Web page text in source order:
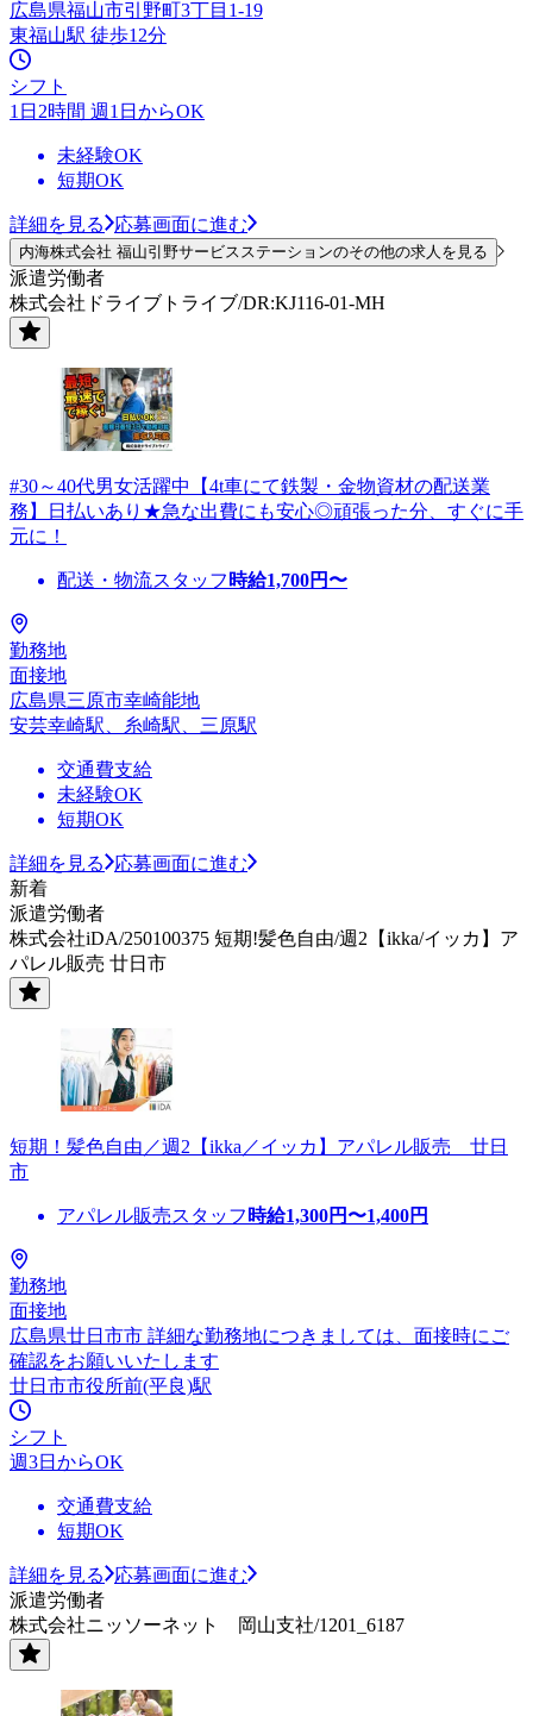
広島県福山市引野町3丁目1-19
東福山駅 徒歩12分
シフト
1日2時間 週1日からOK
未経験OK
短期OK
詳細を見る 応募画面に進む
内海株式会社 福山引野サービスステーションのその他の求人を見る
派遣労働者
株式会社ドライブトライブ/DR:KJ116-01-MH
#30～40代男女活躍中【4t車にて鉄製・金物資材の配送業
務】日払いあり★急な出費にも安心◎頑張った分、すぐに手
元に！
配送・物流スタッフ 時給1,700円〜
勤務地
面接地
広島県三原市幸崎能地
安芸幸崎駅、糸崎駅、三原駅
交通費支給
未経験OK
短期OK
詳細を見る
応募画面に進む
新着
派遣労働者
株式会社iDA/250100375 短期!髪色自由/週2【ikka/イッカ】ア
パレル販売 廿日市
短期！髪色自由／週2【ikka／イッカ】アパレル販売 廿日
市
アパレル販売スタッフ 時給1,300円〜1,400円
勤務地
面接地
広島県廿日市市 詳細な勤務地につきましては、面接時にご
確認をお願いいたします
廿日市市役所前(平良)駅
シフト
週3日からOK
交通費支給
短期OK
詳細を見る
応募画面に進む
派遣労働者
株式会社ニッソーネット 岡山支社/1201_6187